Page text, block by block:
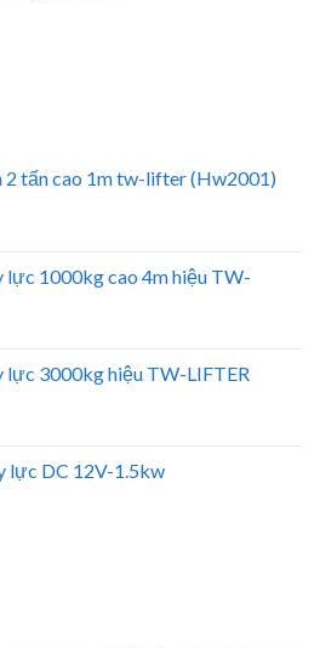
2 tấn cao 1m tw-lifter (Hw2001)
lực 1000kg cao 4m hiệu TW-
lực 3000kg hiệu TW-LIFTER
lực DC 12V-1.5kw